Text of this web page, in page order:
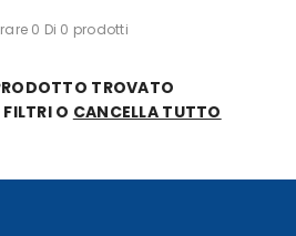
0 Di 0 prodotti
TROVATO
O CANCELLA TUTTO